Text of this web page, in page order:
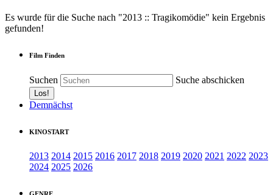
Es wurde für die Suche nach "2013 :: Tragikomödie" kein Ergebnis
gefunden!
Film Finden
Suchen Suche abschicken
Demnächst
KINOSTART
2013 2014 2015 2016 2017 2018 2019 2020 2021 2022 2023
2024 2025 2026